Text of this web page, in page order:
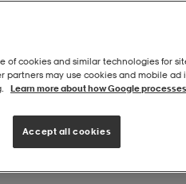
of cookies and similar technologies for
may use cookies and mobile ad
Learn more about how Google
Accept all cookies